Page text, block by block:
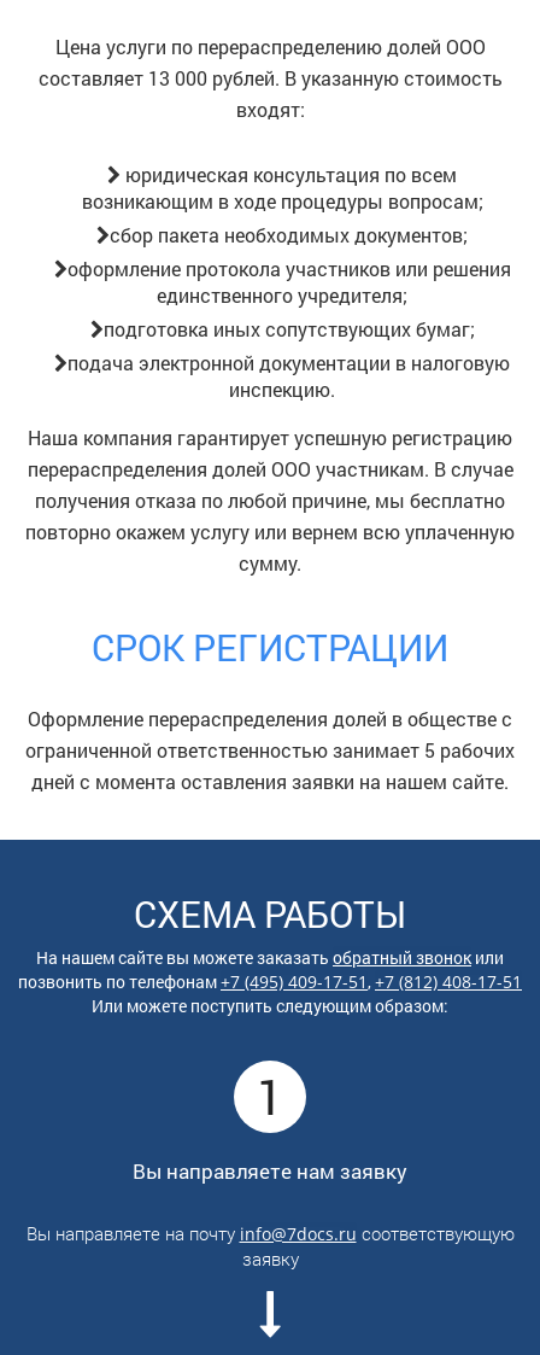
Цена услуги по перераспределению долей ООО
составляет 13 000 рублей. В указанную стоимость
входят:
юридическая консультация по всем
возникающим в ходе процедуры вопросам;
сбор пакета необходимых документов;
оформление протокола участников или решения
единственного учредителя;
подготовка иных сопутствующих бумаг;
подача электронной документации в налоговую
инспекцию.
Наша компания гарантирует успешную регистрацию
перераспределения долей ООО участникам. В случае
получения отказа по любой причине, мы бесплатно
повторно окажем услугу или вернем всю уплаченную
сумму.
СРОК РЕГИСТРАЦИИ
Оформление перераспределения долей в обществе с
ограниченной ответственностью занимает 5 рабочих
дней с момента оставления заявки на нашем сайте.
СХЕМА РАБОТЫ
На нашем сайте вы можете заказать обратный звонокили
позвонить потелефонам+7 (495) 409-17-51,+7 (812) 408-17-51
Или можете поступить следующим образом:
1
Вы направляете нам заявку
Вы направляете на почту info@7docs.ru соответствующую
заявку